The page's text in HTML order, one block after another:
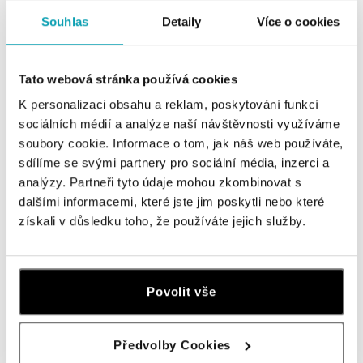
Souhlas Detaily Více o cookies
Tato webová stránka používá cookies
K personalizaci obsahu a reklam, poskytování funkcí
sociálních médií a analýze naší návštěvnosti využíváme
soubory cookie. Informace o tom, jak náš web používáte,
sdílíme se svými partnery pro sociální média, inzerci a
analýzy. Partneři tyto údaje mohou zkombinovat s
dalšími informacemi, které jste jim poskytli nebo které
získali v důsledku toho, že používáte jejich služby.
Povolit vše
Předvolby Cookies
tel.: +421 911 854 322, +421 917 869 485
ALOve OC Aupark, Bratislava
Einsteinova 3541/18, 851 01 Bratislava
tel.: +421917090556
dnes otvorené do 21:00
ALOve OC Eurovea, Bratislava
Pribinova 8, 811 09 Bratislava
tel.: +421 917 090 372